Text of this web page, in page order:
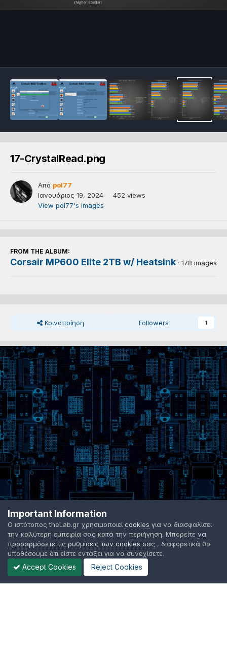
17-CrystalRead.png
Από pol77
Ιανουάριος 19, 2024
452 views
View pol77's images
FROM THE ALBUM:
Corsair MP600 Elite 2TB w/ Heatsink · 178 images
Κοινοποίηση Followers 1
Important Information
Ο ιστότοπος theLab.gr χρησιμοποιεί cookies για να διασφαλίσει
την καλύτερη εμπειρία σας κατά την περιήγηση. Μπορείτε να
προσαρμόσετε τις ρυθμίσεις των cookies σας , διαφορετικά θα
υποθέσουμε ότι είστε εντάξει για να συνεχίσετε.
Accept Cookies Reject Cookies